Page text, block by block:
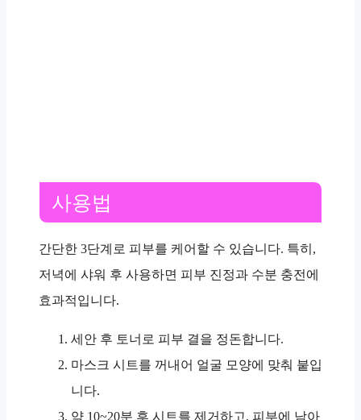
사용법
간단한 3단계로 피부를 케어할 수 있습니다. 특히,
저녁에 샤워 후 사용하면 피부 진정과 수분 충전에
효과적입니다.
세안 후 토너로 피부 결을 정돈합니다.
마스크 시트를 꺼내어 얼굴 모양에 맞춰 붙입
니다.
약 10~20분 후 시트를 제거하고, 피부에 남아